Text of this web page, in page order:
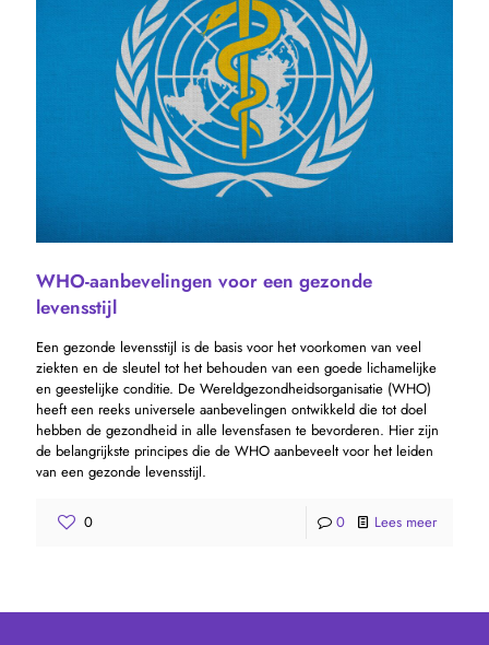
WHO-aanbevelingen voor een gezonde
levensstijl
Een gezonde levensstijl is de basis voor het voorkomen van veel
ziekten en de sleutel tot het behouden van een goede lichamelijke
en geestelijke conditie. De Wereldgezondheidsorganisatie (WHO)
heeft een reeks universele aanbevelingen ontwikkeld die tot doel
hebben de gezondheid in alle levensfasen te bevorderen. Hier zijn
de belangrijkste principes die de WHO aanbeveelt voor het leiden
van een gezonde levensstijl.
0 0 Lees meer